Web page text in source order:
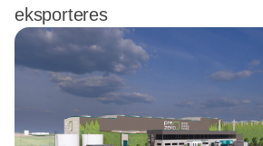
eksporteres